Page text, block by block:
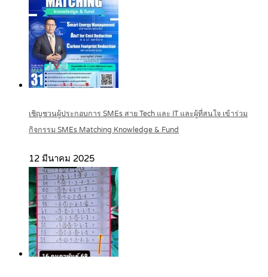
เชิญชวนผู้ประกอบการ SMEs สาย Tech และ IT และผู้ที่สนใจ เข้าร่วม
กิจกรรม SMEs Matching Knowledge & Fund
12 มีนาคม 2025